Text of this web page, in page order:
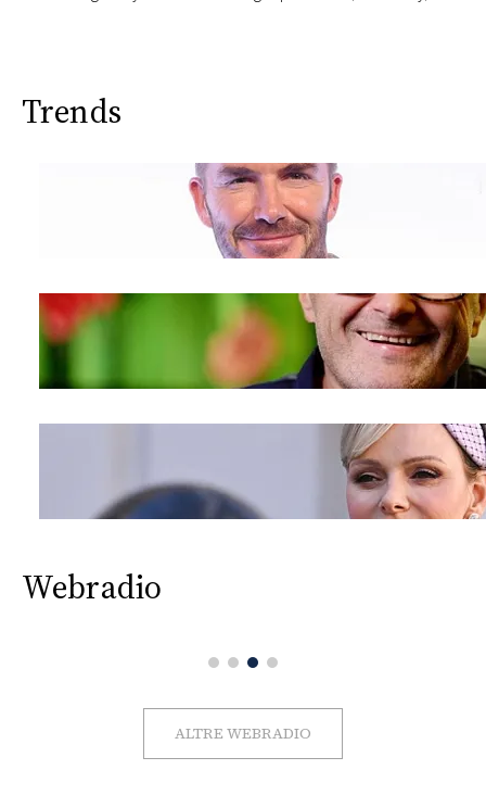
Trends
Webradio
ALTRE WEBRADIO